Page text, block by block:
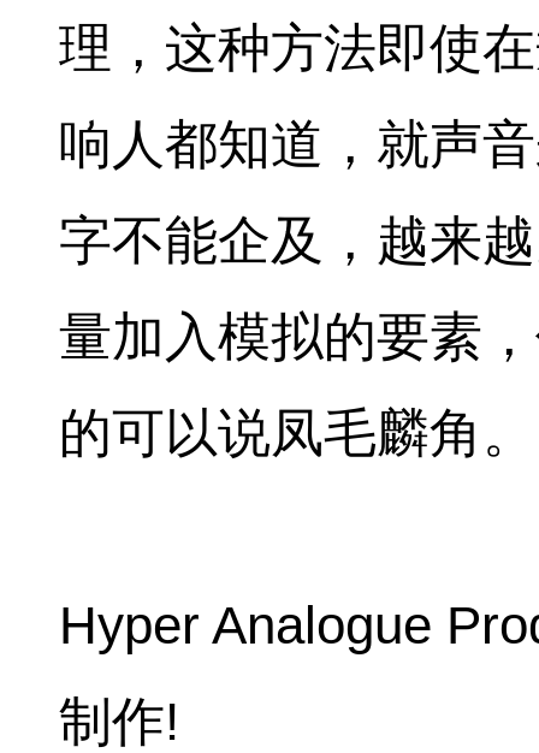
理，这种方法即使
响人都知道，就声
字不能企及，越来
量加入模拟的要素
的可以说凤毛麟角。
Hyper Analogue
制作!